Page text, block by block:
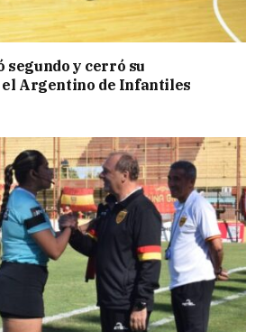
segundo y cerró su
Argentino de Infantiles